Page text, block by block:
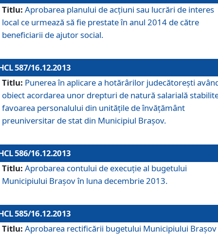
Titlu: Aprobarea planului de acţiuni sau lucrări de interes
local ce urmează să fie prestate în anul 2014 de către
beneficiarii de ajutor social.
587/16.12.2013
Titlu: Punerea în aplicare a hotărârilor judecătoreşti
obiect acordarea unor drepturi de natură salarială
favoarea personalului din unităţile de învăţământ
preuniversitar de stat din Municipiul Braşov.
586/16.12.2013
Titlu: Aprobarea contului de execuţie al bugetului
Municipiului Braşov în luna decembrie 2013.
585/16.12.2013
Titlu: Aprobarea rectificării bugetului Municipiului Braşov